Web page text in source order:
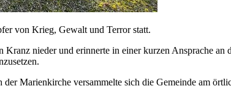
von Krieg, Gewalt und Terror statt.
nieder und erinnerte in einer kurzen Ansprache an
Marienkirche versammelte sich die Gemeinde am